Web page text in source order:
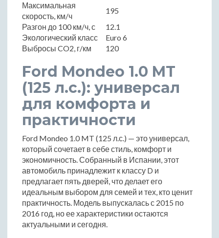
Максимальная
скорость, км/ч
195
Разгон до 100 км/ч, с
12.1
Экологический класс
Euro 6
Выбросы CO2, г/км
120
Ford Mondeo 1.0 MT
(125 л.с.): универсал
для комфорта и
практичности
Ford Mondeo 1.0 MT (125 л.с.) — это универсал,
который сочетает в себе стиль, комфорт и
экономичность. Собранный в Испании, этот
автомобиль принадлежит к классу D и
предлагает пять дверей, что делает его
идеальным выбором для семей и тех, кто ценит
практичность. Модель выпускалась с 2015 по
2016 год, но ее характеристики остаются
актуальными и сегодня.